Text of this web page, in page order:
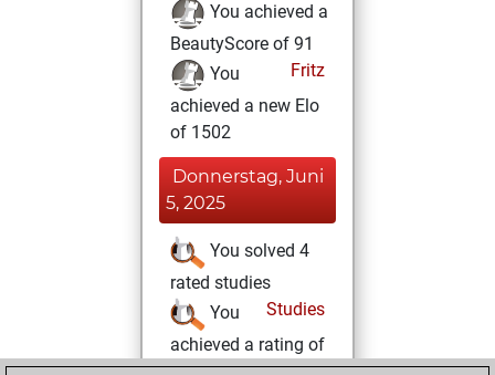
You achieved a
BeautyScore of 91
Fritz
You
achieved a new Elo
of 1502
Donnerstag, Juni
5, 2025
You solved 4
rated studies
Studies
You
achieved a rating of